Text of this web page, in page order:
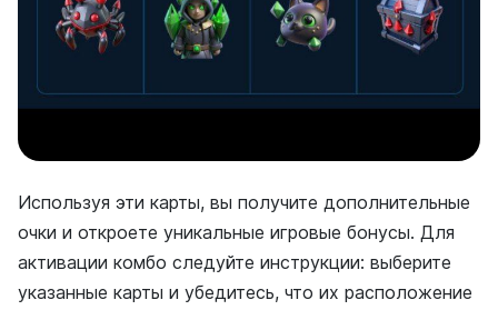
Используя эти карты, вы получите дополнительные
очки и откроете уникальные игровые бонусы. Для
активации комбо следуйте инструкции: выберите
указанные карты и убедитесь, что их расположение